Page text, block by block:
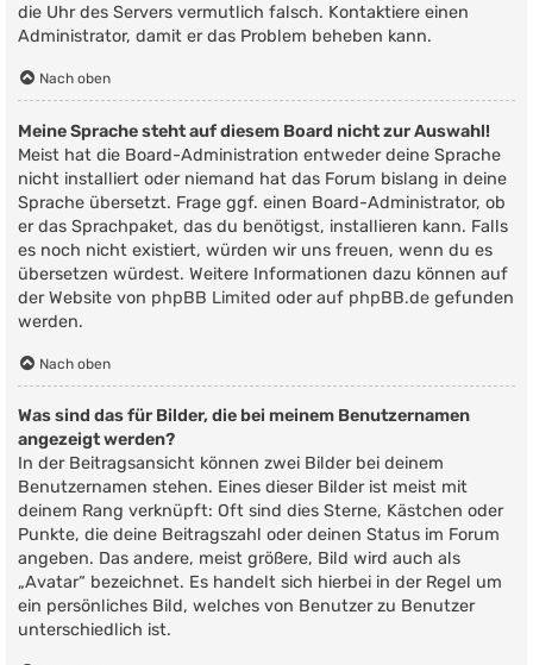
die Uhr des Servers vermutlich falsch. Kontaktiere einen
Administrator, damit er das Problem beheben kann.
Nach oben
Meine Sprache steht auf diesem Board nicht zur Auswahl!
Meist hat die Board-Administration entweder deine Sprache
nicht installiert oder niemand hat das Forum bislang in deine
Sprache übersetzt. Frage ggf. einen Board-Administrator, ob
er das Sprachpaket, das du benötigst, installieren kann. Falls
es noch nicht existiert, würden wir uns freuen, wenn du es
übersetzen würdest. Weitere Informationen dazu können auf
der Website von phpBB Limited oder auf phpBB.de gefunden
werden.
Nach oben
Was sind das für Bilder, die bei meinem Benutzernamen
angezeigt werden?
In der Beitragsansicht können zwei Bilder bei deinem
Benutzernamen stehen. Eines dieser Bilder ist meist mit
deinem Rang verknüpft: Oft sind dies Sterne, Kästchen oder
Punkte, die deine Beitragszahl oder deinen Status im Forum
angeben. Das andere, meist größere, Bild wird auch als
„Avatar“ bezeichnet. Es handelt sich hierbei in der Regel um
ein persönliches Bild, welches von Benutzer zu Benutzer
unterschiedlich ist.